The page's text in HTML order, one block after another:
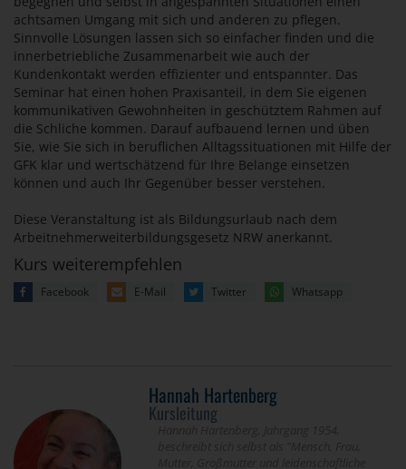
achtsamen Umgang mit sich und anderen zu pflegen.
Sinnvolle Lösungen lassen sich so einfacher finden und die
innerbetriebliche Zusammenarbeit wie auch der
Kundenkontakt werden effizienter und entspannter. Das
Seminar hat einen hohen Praxisanteil, in dem Sie eigenen
kommunikativen Gewohnheiten in geschütztem Rahmen auf
die Schliche kommen. Darauf aufbauend lernen und üben
Sie, wie Sie sich in beruflichen Alltagssituationen mit Hilfe der
GFK klar und wertschätzend für Ihre Belange einsetzen
können und auch Ihr Gegenüber besser verstehen.
Diese Veranstaltung ist als Bildungsurlaub nach dem
Arbeitnehmerweiterbildungsgesetz NRW anerkannt.
Kurs weiterempfehlen
Facebook E-Mail Twitter Whatsapp
Hannah Hartenberg
Kursleitung